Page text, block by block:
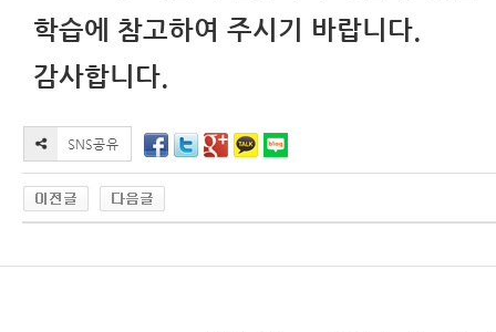
학습에 참고하여 주시기 바랍니다.
감사합니다.